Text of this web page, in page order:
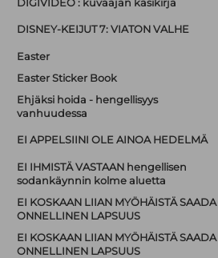
DIGIVIDEO : kuvaajan käsikirja
DISNEY-KEIJUT 7: VIATON VALHE
Easter
Easter Sticker Book
Ehjäksi hoida - hengellisyys
vanhuudessa
EI APPELSIINI OLE AINOA HEDELMÄ
EI IHMISTÄ VASTAAN hengellisen
sodankäynnin kolme aluetta
EI KOSKAAN LIIAN MYÖHÄISTÄ SAADA
ONNELLINEN LAPSUUS
EI KOSKAAN LIIAN MYÖHÄISTÄ SAADA
ONNELLINEN LAPSUUS